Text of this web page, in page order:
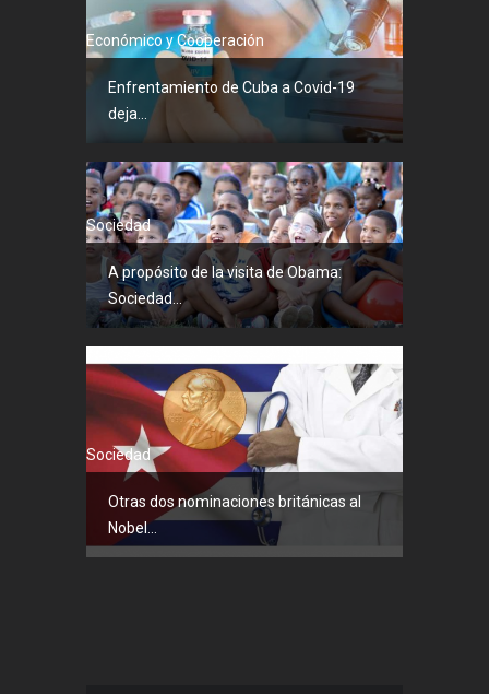
Económico y Cooperación
Enfrentamiento de Cuba a Covid-19
deja...
Sociedad
A propósito de la visita de Obama:
Sociedad...
Sociedad
Otras dos nominaciones británicas al
Nobel...